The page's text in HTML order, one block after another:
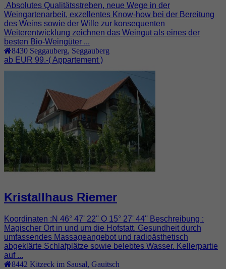
Absolutes Qualitätsstreben, neue Wege in der
Weingartenarbeit, exzellentes Know-how bei der Bereitung
des Weins sowie der Wille zur konsequenten
Weiterentwicklung zeichnen das Weingut als eines der
besten Bio-Weingüter ...
8430 Seggauberg, Seggauberg
ab EUR 99.-( Appartement )
Kristallhaus Riemer
Koordinaten :N 46° 47' 22'' O 15° 27' 44'' Beschreibung :
Magischer Ort in und um die Hofstatt. Gesundheit durch
umfassendes Massageangebot und radioästhetisch
abgeklärte Schlafplätze sowie belebtes Wasser. Kellerpartie
auf ...
8442 Kitzeck im Sausal Gauitsch